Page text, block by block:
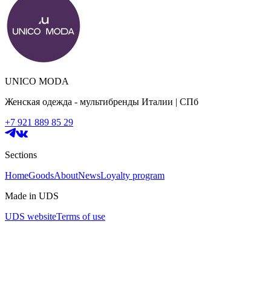
UNICO MODA
Женская одежда - мультибренды Италии | СПб
+7 921 889 85 29
Sections
HomeGoodsAboutNewsLoyalty program
Made in UDS
UDS websiteTerms of use